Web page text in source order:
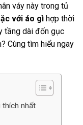
váy này trong tủ
với áo gì hợp thời
tầng dài đốn gục
Cùng tìm hiểu ngay
thích nhất